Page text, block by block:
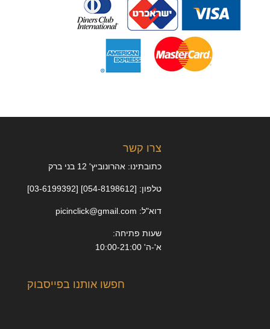
צרו קשר
כתובתינו: אהרונוביץ' 12 בני ברק
טלפון: [054-8198612] [03-6199392]
דוא"ל: picinclick@gmail.com
שעות פתיחה:
א'-ה' 10:00-21:00
חפשו אותנו בפייסבוק